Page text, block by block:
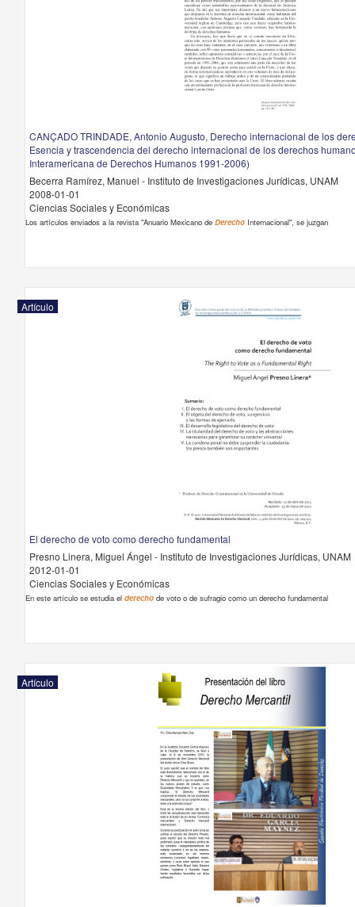
CANÇADO TRINDADE, Antonio Augusto, Derecho internacional de los
Esencia y trascendencia del derecho internacional de los derechos
Interamericana de Derechos Humanos 1991-2006)
Becerra Ramírez, Manuel - Instituto de Investigaciones Jurídicas, UNAM
2008-01-01
Ciencias Sociales y Económicas
Los artículos enviados a la revista "Anuario Mexicano de DerechoInternacional", se juzgan
Artículo
El derecho de voto como derecho fundamental
Presno Linera, Miguel Ángel - Instituto de Investigaciones Jurídicas, UNAM
2012-01-01
Ciencias Sociales y Económicas
En este artículo se estudia el derechode voto o de sufragio como un derecho fundamental
Artículo